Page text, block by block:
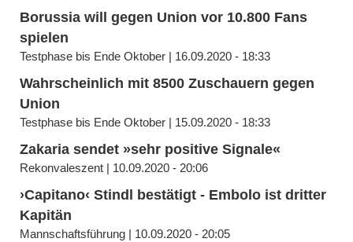
Borussia will gegen Union vor 10.800 Fans
spielen
Testphase bis Ende Oktober | 16.09.2020 - 18:33
Wahrscheinlich mit 8500 Zuschauern gegen
Union
Testphase bis Ende Oktober | 15.09.2020 - 18:33
Zakaria sendet »sehr positive Signale«
Rekonvaleszent | 10.09.2020 - 20:06
›Capitano‹ Stindl bestätigt - Embolo ist dritter
Kapitän
Mannschaftsführung | 10.09.2020 - 20:05